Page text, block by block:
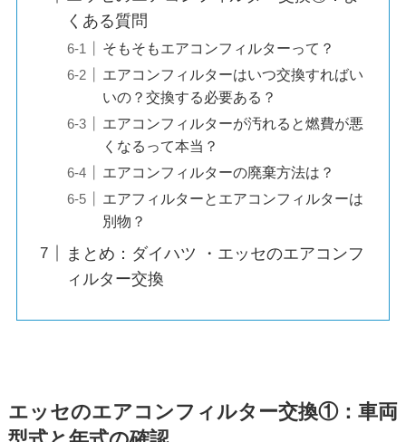
くある質問
そもそもエアコンフィルターって？
エアコンフィルターはいつ交換すればい
いの？交換する必要ある？
エアコンフィルターが汚れると燃費が悪
くなるって本当？
エアコンフィルターの廃棄方法は？
エアフィルターとエアコンフィルターは
別物？
まとめ：ダイハツ ・エッセのエアコンフ
ィルター交換
エッセのエアコンフィルター交換①：車両